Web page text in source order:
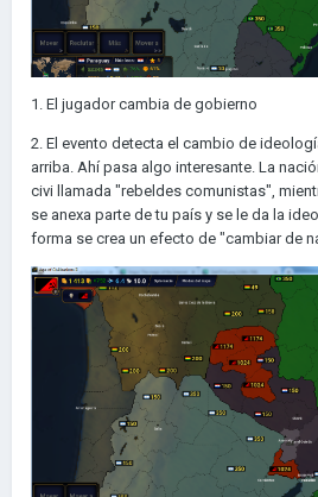
1. El jugador cambia de gobierno
2. El evento detecta el cambio de
arriba. Ahí pasa algo interesante. La
civi llamada "rebeldes comunistas",
se anexa parte de tu país y se le da la
forma se crea un efecto de "cambiar de